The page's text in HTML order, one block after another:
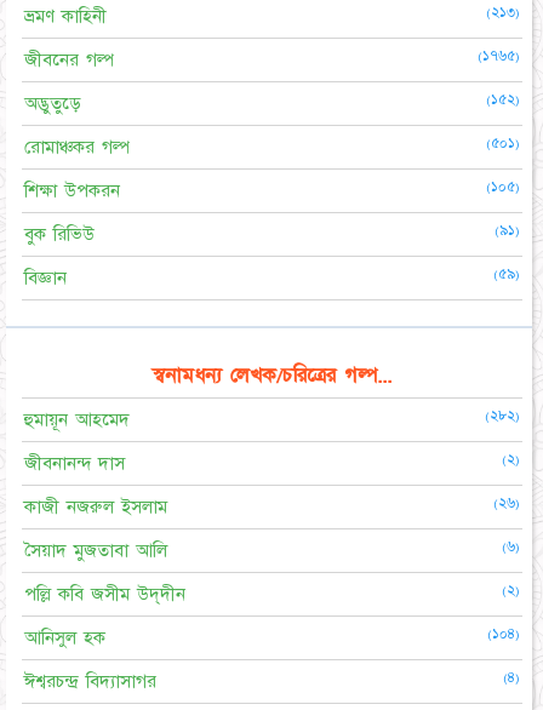
ভ্রমণ কাহিনী (২১৩)
জীবনের গল্প (১৭৬৫)
অদ্ভুতুড়ে (১৫২)
রোমাঞ্চকর গল্প (৫০১)
শিক্ষা উপকরন (১০৫)
বুক রিভিউ (৯১)
বিজ্ঞান (৫৯)
স্বনামধন্য লেখক/চরিত্রের গল্প...
হুমায়ূন আহমেদ (২৮২)
জীবনানন্দ দাস (২)
কাজী নজরুল ইসলাম (২৬)
সৈয়াদ মুজতাবা আলি (৬)
পল্লি কবি জসীম উদ্‌দীন (২)
আনিসুল হক (১০৪)
ঈশ্বরচন্দ্র বিদ্যাসাগর (৪)